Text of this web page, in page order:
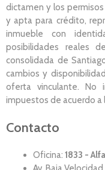
dictamen y los
y apta para crédito,
inmueble con
posibilidades reales
consolidada de
cambios y
oferta vinculante. No
impuestos de acuerdo a
Contacto
Oficina: 1833 -